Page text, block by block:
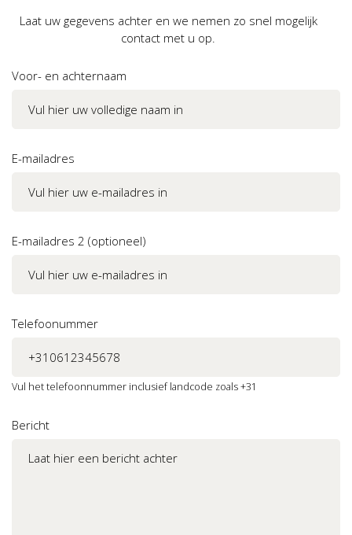
Laat uw gegevens achter en we nemen zo snel mogelijk
contact met u op.
Voor- en achternaam
E-mailadres
E-mailadres 2 (optioneel)
Telefoonummer
Vul het telefoonnummer inclusief landcode zoals +31
Bericht